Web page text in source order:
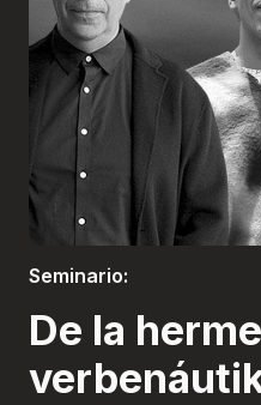
Seminario:
De la